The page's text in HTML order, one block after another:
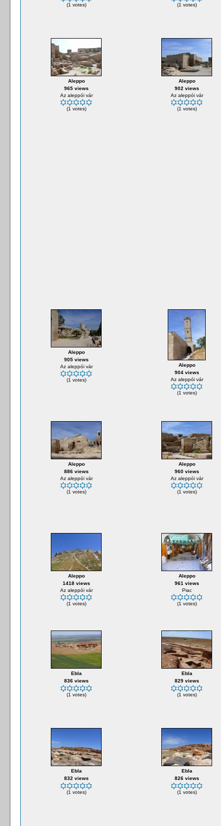
(1 votes) (1 votes)
Aleppo
965 views
Az aleppói vár
(1 votes)
Aleppo
902 views
Az aleppói vár
(1 votes)
Aleppo
905 views
Az aleppói vár
(1 votes)
Aleppo
904 views
Az aleppói vár
(1 votes)
Aleppo
886 views
Az aleppói vár
(1 votes)
Aleppo
960 views
Az aleppói vár
(1 votes)
Aleppo
1418 views
Az aleppói vár
(1 votes)
Aleppo
961 views
Piac
(1 votes)
Ebla
836 views
(1 votes)
Ebla
829 views
(1 votes)
Ebla
832 views
(1 votes)
Ebla
826 views
(1 votes)